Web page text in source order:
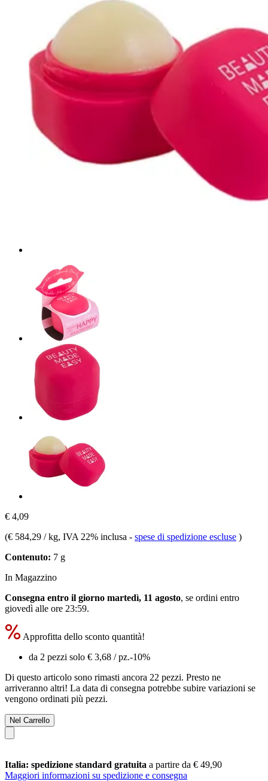
€ 4,09
(€ 584,29 / kg, IVA 22% inclusa - spese di spedizione escluse )
Contenuto: 7 g
In Magazzino
Consegna entro il giorno martedì, 11 agosto, se ordini entro
giovedì alle ore 23:59.
Approfitta dello sconto quantità!
da 2 pezzi solo € 3,68 / pz.-10%
Di questo articolo sono rimasti ancora 22 pezzi. Presto ne
arriveranno altri! La data di consegna potrebbe subire variazioni se
vengono ordinati più pezzi.
Nel Carrello
Italia: spedizione standard gratuita a partire da € 49,90
Maggiori informazioni su spedizione e consegna